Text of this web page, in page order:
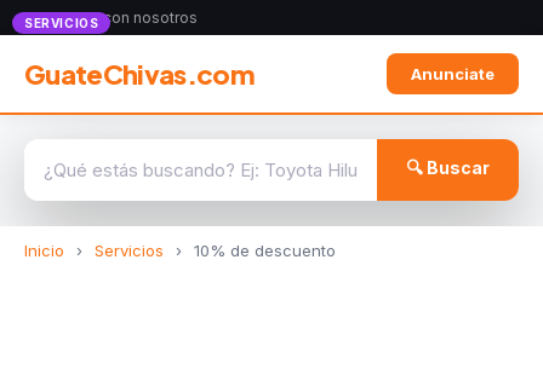
Anunciate con nosotros
GuateChivas.com Anunciate
🔍 Buscar
Inicio › Servicios › 10% de descuento
SERVICIOS